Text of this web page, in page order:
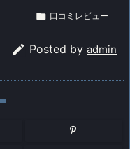
 口コミレビュー
 Posted by admin